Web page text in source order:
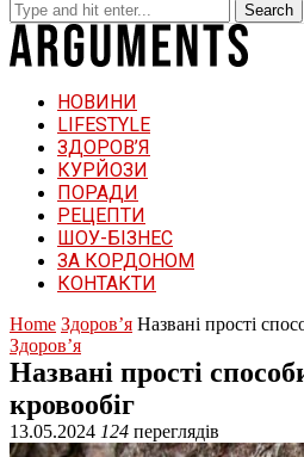
Search
НОВИНИ
LIFESTYLE
ЗДОРОВ’Я
КУРЙОЗИ
ПОРАДИ
РЕЦЕПТИ
ШОУ-БІЗНЕС
ЗА КОРДОНОМ
КОНТАКТИ
Home Здоров’я Названі прості
Здоров’я
Названі прості
кровообіг
13.05.2024 124 переглядів